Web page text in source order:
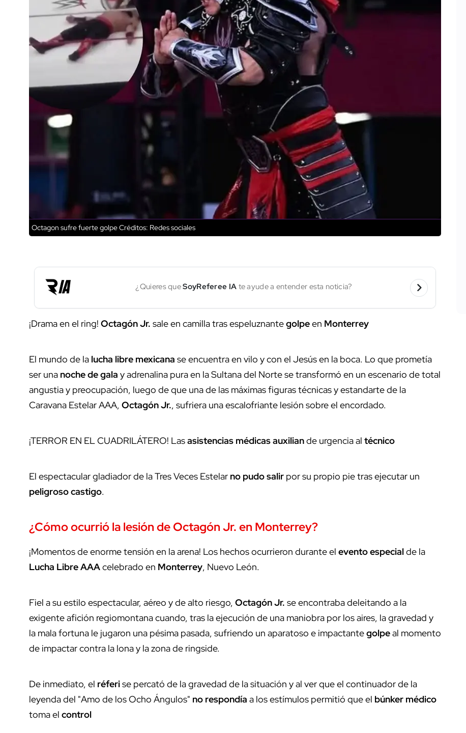
Octagon sufre fuerte golpeCréditos: Redes sociales
¿Quieres queSoyReferee IA te ayude a entender esta noticia?
¡Drama en el ring! Octagón Jr. sale en camilla tras espeluznantegolpeen Monterrey
El mundo de la lucha libre mexicana se encuentra en vilo y con el Jesús en la boca. Lo que prometía
ser una noche de gala y adrenalina pura en la Sultana del Norte se transformó en un escenario de total
angustia y preocupación, luego de que una de las máximas figuras técnicas y estandarte de la
Caravana Estelar AAA, Octagón Jr., sufriera una escalofriante lesión sobre el encordado.
¡TERROR EN EL CUADRILÁTERO! Lasasistencias médicasauxiliande urgencia al técnico
El espectacular gladiador de la Tres Veces Estelar no pudo salir por su propio pie tras ejecutar un
peligroso castigo.
¿Cómo ocurrió la lesión de Octagón Jr. en Monterrey?
¡Momentos de enorme tensión en la arena! Los hechos ocurrieron durante el evento especialde la
Lucha Libre AAAcelebrado en Monterrey, Nuevo León.
Fiel a su estilo espectacular, aéreo y de alto riesgo, Octagón Jr. se encontraba deleitando a la
exigente afición regiomontana cuando, tras la ejecución de una maniobra por los aires, la gravedad y
la mala fortuna le jugaron una pésima pasada, sufriendo un aparatoso e impactantegolpeal momento
de impactar contra la lona y la zona de ringside.
De inmediato, el réferise percató de la gravedad de la situación y al ver que el continuador de la
leyenda del "Amo de los Ocho Ángulos" no respondía a los estímulos permitió que el búnker médico
toma el control